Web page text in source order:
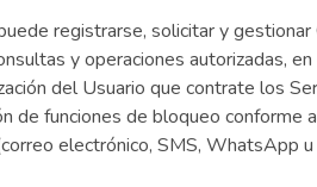
registrarse, solicitar y
y operaciones autorizadas,
del Usuario que contrate los
de funciones de bloqueo conforme
electrónico, SMS, WhatsApp